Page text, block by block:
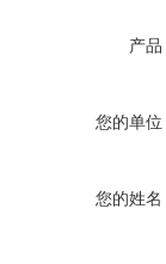
产品
您的单位
您的姓名